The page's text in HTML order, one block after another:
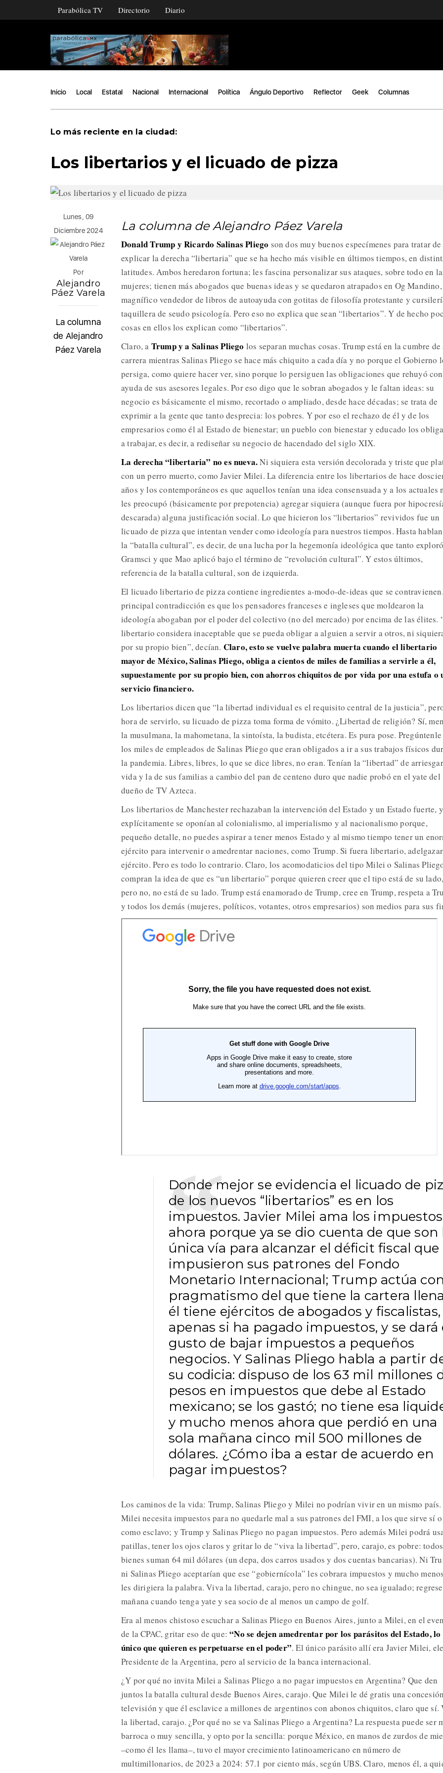
Parabólica TV Directorio Diario
Inicio Local Estatal Nacional Internacional Política Ángulo Deportivo Reflector Geek Columnas
Lo más reciente en la ciudad:
Los libertarios y el licuado de pizza
Lunes, 09
Diciembre 2024
Por
Alejandro
Páez Varela
La columna
de Alejandro
Páez Varela
La columna de Alejandro Páez Varela
Donald Trump y Ricardo Salinas Pliego son dos muy buenos especímenes para tratar de
explicar la derecha “libertaria” que se ha hecho más visible en últimos tiempos, en
latitudes. Ambos heredaron fortuna; les fascina personalizar sus ataques, sobre todo en
mujeres; tienen más abogados que buenas ideas y se quedaron atrapados en Og
magnífico vendedor de libros de autoayuda con gotitas de filosofía protestante y
taquillera de seudo psicología. Pero eso no explica que sean “libertarios”. Y de hecho
cosas en ellos los explican como “libertarios”.
Claro, a Trump y a Salinas Pliego los separan muchas cosas. Trump está en la cumbre de
carrera mientras Salinas Pliego se hace más chiquito a cada día y no porque el Gobierno
persiga, como quiere hacer ver, sino porque lo persiguen las obligaciones que rehuyó con
ayuda de sus asesores legales. Por eso digo que le sobran abogados y le faltan ideas: su
negocio es básicamente el mismo, recortado o ampliado, desde hace décadas; se trata de
exprimir a la gente que tanto desprecia: los pobres. Y por eso el rechazo de él y de los
empresarios como él al Estado de bienestar; un pueblo con bienestar y educado los
a trabajar, es decir, a rediseñar su negocio de hacendado del siglo XIX.
La derecha “libertaria” no es nueva.Ni siquiera esta versión decolorada y triste que
con un perro muerto, como Javier Milei. La diferencia entre los libertarios de hace
años y los contemporáneos es que aquellos tenían una idea consensuada y a los actuales
les preocupó (básicamente por prepotencia) agregar siquiera (aunque fuera por
descarada) alguna justificación social. Lo que hicieron los “libertarios” revividos fue un
licuado de pizza que intentan vender como ideología para nuestros tiempos. Hasta
la “batalla cultural”, es decir, de una lucha por la hegemonía ideológica que tanto exploró
Gramsci y que Mao aplicó bajo el término de “revolución cultural”. Y estos últimos,
referencia de la batalla cultural, son de izquierda.
El licuado libertario de pizza contiene ingredientes a-modo-de-ideas que se
principal contradicción es que los pensadores franceses e ingleses que moldearon la
ideología abogaban por el poder del colectivo (no del mercado) por encima de las élites.
libertario considera inaceptable que se pueda obligar a alguien a servir a otros, ni
por su propio bien”, decían. Claro, esto se vuelve palabra muerta cuando el libertario
mayor de México, Salinas Pliego, obliga a cientos de miles de familias a servirle a él,
supuestamente por su propio bien, con ahorros chiquitos de por vida por una estufa o
servicio financiero.
Los libertarios dicen que “la libertad individual es el requisito central de la justicia”,
hora de servirlo, su licuado de pizza toma forma de vómito. ¿Libertad de religión? Sí,
la musulmana, la mahometana, la sintoísta, la budista, etcétera. Es pura pose. Pregúntenle
los miles de empleados de Salinas Pliego que eran obligados a ir a sus trabajos físicos
la pandemia. Libres, libres, lo que se dice libres, no eran. Tenían la “libertad” de
vida y la de sus familias a cambio del pan de centeno duro que nadie probó en el yate del
dueño de TV Azteca.
Los libertarios de Manchester rechazaban la intervención del Estado y un Estado fuerte, y
explícitamente se oponían al colonialismo, al imperialismo y al nacionalismo porque,
pequeño detalle, no puedes aspirar a tener menos Estado y al mismo tiempo tener un
ejército para intervenir o amedrentar naciones, como Trump. Si fuera libertario,
ejército. Pero es todo lo contrario. Claro, los acomodaticios del tipo Milei o Salinas
compran la idea de que es “un libertario” porque quieren creer que el tipo está de su lado,
pero no, no está de su lado. Trump está enamorado de Trump, cree en Trump, respeta a
y todos los demás (mujeres, políticos, votantes, otros empresarios) son medios para sus
Donde mejor se evidencia el licuado de
de los nuevos “libertarios” es en los
impuestos. Javier Milei ama los impuestos
ahora porque ya se dio cuenta de que son
única vía para alcanzar el déficit fiscal que
impusieron sus patrones del Fondo
Monetario Internacional; Trump actúa
pragmatismo del que tiene la cartera
él tiene ejércitos de abogados y fiscalistas,
apenas si ha pagado impuestos, y se dará
gusto de bajar impuestos a pequeños
negocios. Y Salinas Pliego habla a partir
su codicia: dispuso de los 63 mil millones
pesos en impuestos que debe al Estado
mexicano; se los gastó; no tiene esa
y mucho menos ahora que perdió en una
sola mañana cinco mil 500 millones de
dólares. ¿Cómo iba a estar de acuerdo en
pagar impuestos?
Los caminos de la vida: Trump, Salinas Pliego y Milei no podrían vivir en un mismo país.
Milei necesita impuestos para no quedarle mal a sus patrones del FMI, a los que sirve sí
como esclavo; y Trump y Salinas Pliego no pagan impuestos. Pero además Milei podrá
patillas, tener los ojos claros y gritar lo de “viva la libertad”, pero, carajo, es pobre:
bienes suman 64 mil dólares (un depa, dos carros usados y dos cuentas bancarias). Ni
ni Salinas Pliego aceptarían que ese “gobiernícola” les cobrara impuestos y mucho
les dirigiera la palabra. Viva la libertad, carajo, pero no chingue, no sea igualado; regrese
mañana cuando tenga yate y sea socio de al menos un campo de golf.
Era al menos chistoso escuchar a Salinas Pliego en Buenos Aires, junto a Milei, en el
de la CPAC, gritar eso de que: “No se dejen amedrentar por los parásitos del Estado, lo
único que quieren es perpetuarse en el poder”. El único parásito allí era Javier Milei,
Presidente de la Argentina, pero al servicio de la banca internacional.
¿Y por qué no invita Milei a Salinas Pliego a no pagar impuestos en Argentina? Que den
juntos la batalla cultural desde Buenos Aires, carajo. Que Milei le dé gratis una
televisión y que él esclavice a millones de argentinos con abonos chiquitos, claro que sí.
la libertad, carajo. ¿Por qué no se va Salinas Pliego a Argentina? La respuesta puede ser
barroca o muy sencilla, y opto por la sencilla: porque México, en manos de zurdos de
–como él les llama–, tuvo el mayor crecimiento latinoamericano en número de
multimillonarios, de 2023 a 2024: 57.1 por ciento más, según UBS. Claro, menos él, a